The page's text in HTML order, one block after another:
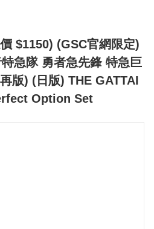
$1150) (GSC官網限定)
急隊 勇者急先鋒 特急巨
版) (日版) THE GATTAI
Option Set